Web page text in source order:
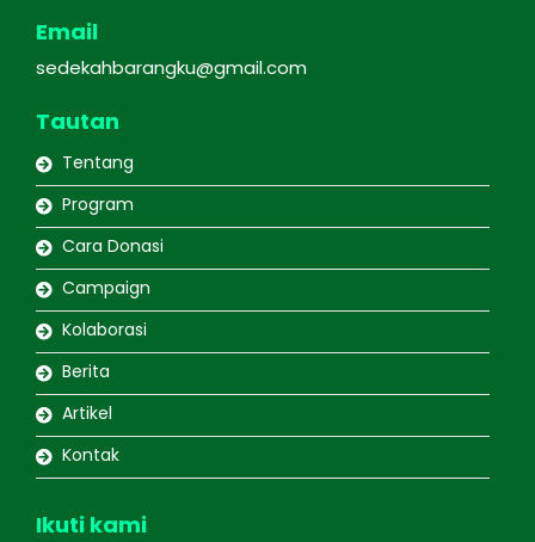
Email
sedekahbarangku@gmail.com
Tautan
Tentang
Program
Cara Donasi
Campaign
Kolaborasi
Berita
Artikel
Kontak
Ikuti kami